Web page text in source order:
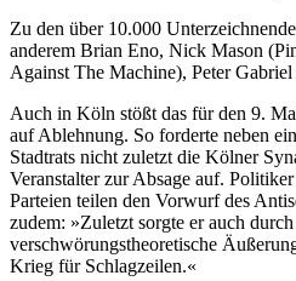
Zu den über 10.000
anderem Brian Eno, Nick Mason
Against The Machine), Peter
Auch in Köln stößt das für den 9.
auf Ablehnung. So forderte neben
Stadtrats nicht zuletzt die Kölner
Veranstalter zur Absage auf.
Parteien teilen den Vorwurf des
zudem: »Zuletzt sorgte er auch
verschwörungstheoretische
Krieg für Schlagzeilen.«